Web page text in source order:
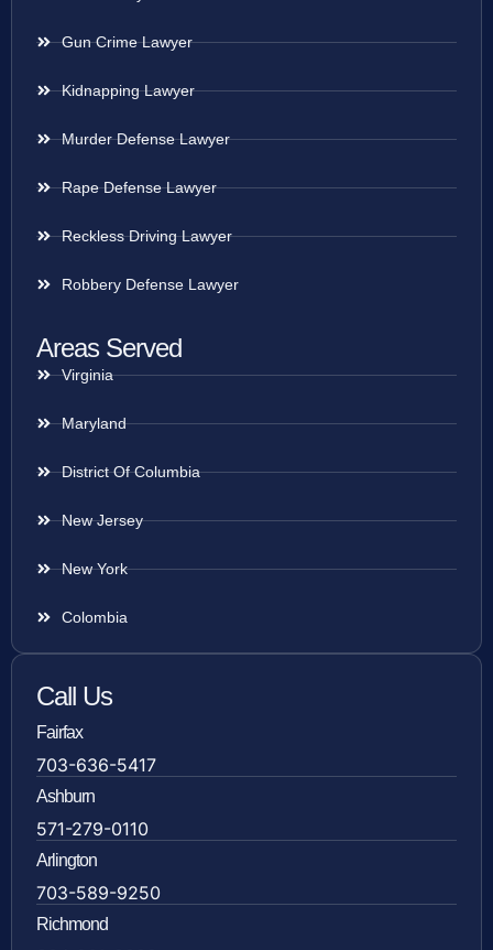
Gun Crime Lawyer
Kidnapping Lawyer
Murder Defense Lawyer
Rape Defense Lawyer
Reckless Driving Lawyer
Robbery Defense Lawyer
Areas Served
Virginia
Maryland
District Of Columbia
New Jersey
New York
Colombia
Call Us
Fairfax
703-636-5417
Ashburn
571-279-0110
Arlington
703-589-9250
Richmond